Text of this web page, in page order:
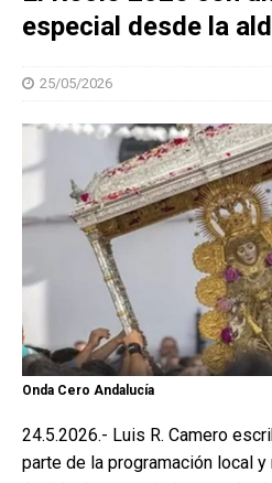
especial desde la
25/05/2026
Onda Cero Andalucía
24.5.2026.- Luis R. Camero
parte de la programación local y